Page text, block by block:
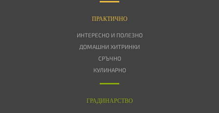
ПРАКТИЧНО
ИНТЕРЕСНО И ПОЛЕЗНО
ДОМАШНИ ХИТРИНКИ
СРЪЧНО
КУЛИНАРНО
ГРАДИНАРСТВО